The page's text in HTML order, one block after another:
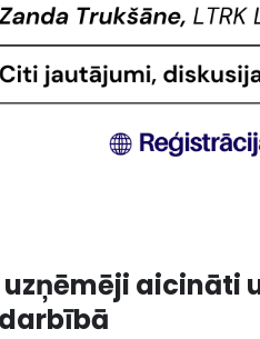
aicināti